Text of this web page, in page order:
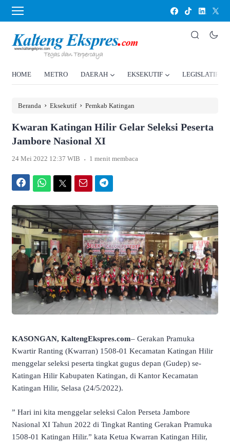
HOME METRO DAERAH EKSEKUTIF LEGISLATIF
Beranda › Eksekutif › Pemkab Katingan
Kwaran Katingan Hilir Gelar Seleksi Peserta
Jambore Nasional XI
24 Mei 2022 12:37 WIB . 1 menit membaca
KASONGAN, KaltengEkspres.com– Gerakan Pramuka
Kwartir Ranting (Kwarran) 1508-01 Kecamatan Katingan Hilir
menggelar seleksi peserta tingkat gugus depan (Gudep) se-
Katingan Hilir Kabupaten Katingan, di Kantor Kecamatan
Katingan Hilir, Selasa (24/5/2022).
” Hari ini kita menggelar seleksi Calon Perseta Jambore
Nasional XI Tahun 2022 di Tingkat Ranting Gerakan Pramuka
1508-01 Katingan Hilir.” kata Ketua Kwarran Katingan Hilir,